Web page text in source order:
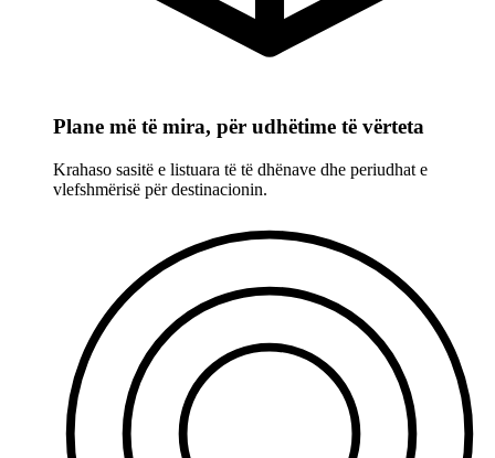
Plane më të mira, për udhëtime të vërteta
Krahaso sasitë e listuara të të dhënave dhe periudhat e
vlefshmërisë për destinacionin.